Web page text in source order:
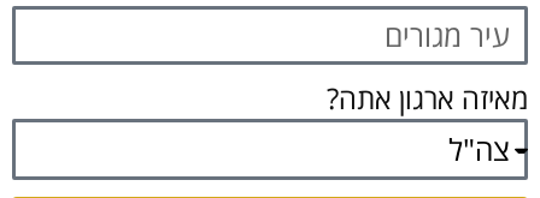
מאיזה ארגון אתה?